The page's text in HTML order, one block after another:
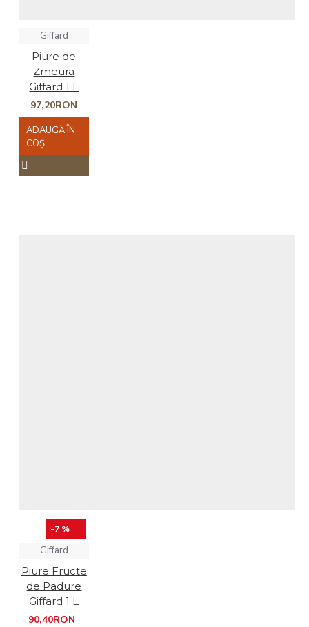
Giffard
Piure de
Zmeura
Giffard 1 L
97,20RON
ADAUGĂ ÎN
COŞ
-7 %
Giffard
Piure Fructe
de Padure
Giffard 1 L
90,40RON